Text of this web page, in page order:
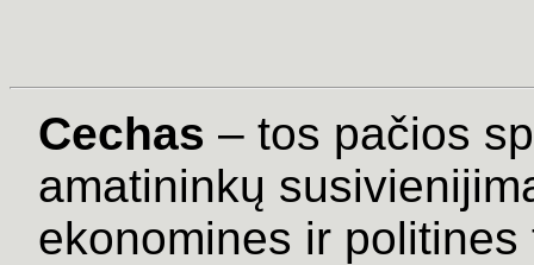
Cechas – tos pačios
amatininkų
ekonomines ir